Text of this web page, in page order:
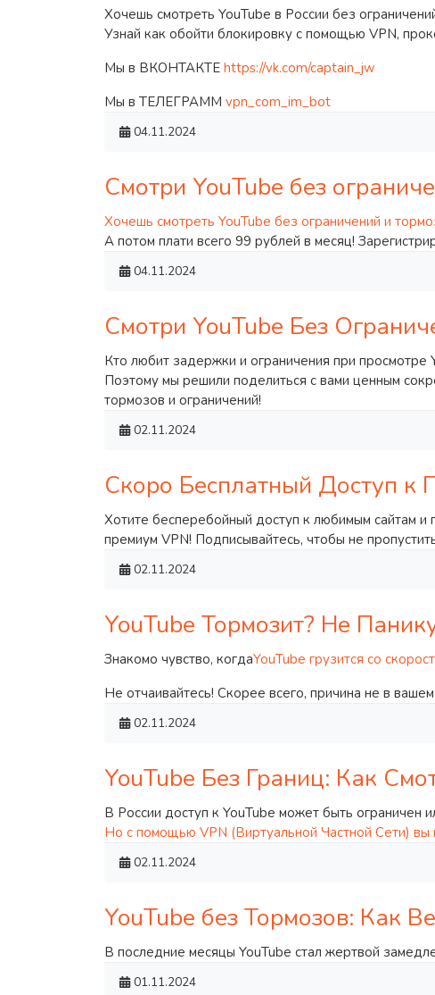
Хочешь смотреть YouTube в России без
Узнай как обойти блокировку с помощью VPN,
Мы в ВКОНТАКТЕ https://vk.com/captain_jw
Мы в ТЕЛЕГРАММ vpn_com_im_bot
04.11.2024
Смотри YouTube без
Хочешь смотреть YouTube без ограничений и
А потом плати всего 99 рублей в месяц!
04.11.2024
Смотри YouTube Без
Кто любит задержки и ограничения при просмотре
Поэтому мы решили поделиться с вами ценным
тормозов и ограничений!
02.11.2024
Скоро Бесплатный Доступ к
Хотите бесперебойный доступ к любимым сайтам
премиум VPN! Подписывайтесь, чтобы не
02.11.2024
YouTube Тормозит? Не
Знакомо чувство, когдаYouTube грузится со
Не отчаивайтесь! Скорее всего, причина не в
02.11.2024
YouTube Без Границ: Как
В России доступ к YouTube может быть ограничен
Но с помощью VPN (Виртуальной Частной Сети) вы
02.11.2024
YouTube без Тормозов: Как
В последние месяцы YouTube стал жертвой
01.11.2024